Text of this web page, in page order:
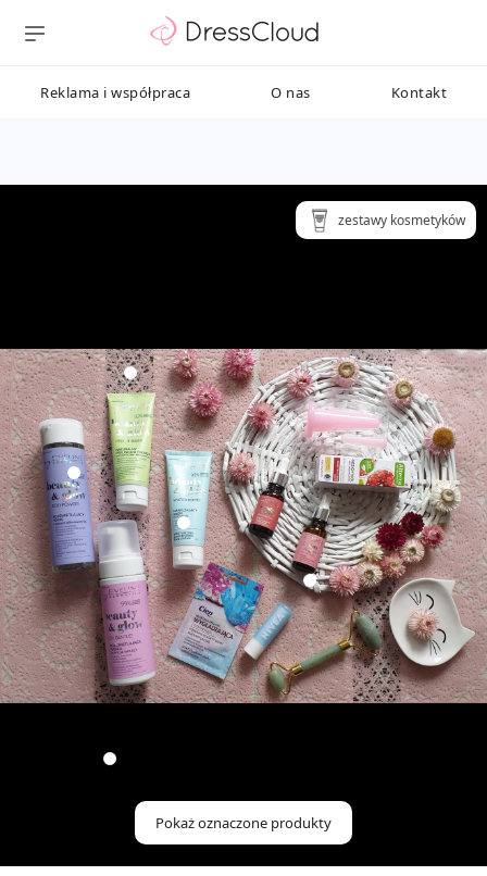
Reklama i współpraca O nas Kontakt
Pokaż oznaczone produkty
zestawy kosmetyków